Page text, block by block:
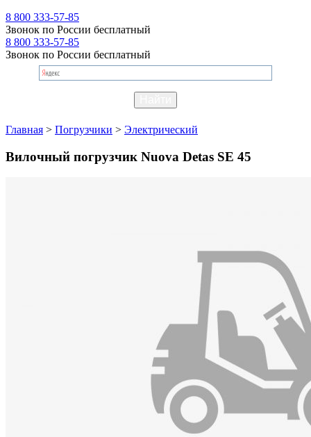
8 800 333-57-85
Звонок по России бесплатный
8 800 333-57-85
Звонок по России бесплатный
Главная > Погрузчики > Электрический
Вилочный погрузчик Nuova Detas SE 45